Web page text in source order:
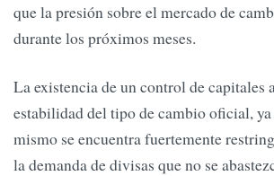
que la presión sobre el mercado de
durante los próximos meses.
La existencia de un control de capitales
estabilidad del tipo de cambio oficial, ya
mismo se encuentra fuertemente
la demanda de divisas que no se